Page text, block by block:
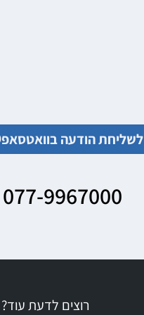
לשליחת הודעה בוואטסאפ
077-9967000
רוצים לדעת עוד?